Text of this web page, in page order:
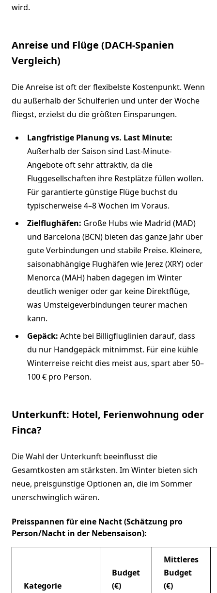
wird.
Anreise und Flüge (DACH-Spanien
Vergleich)
Die Anreise ist oft der flexibelste Kostenpunkt. Wenn
du außerhalb der Schulferien und unter der Woche
fliegst, erzielst du die größten Einsparungen.
Langfristige Planung vs. Last Minute:
Außerhalb der Saison sind Last-Minute-
Angebote oft sehr attraktiv, da die
Fluggesellschaften ihre Restplätze füllen wollen.
Für garantierte günstige Flüge buchst du
typischerweise 4–8 Wochen im Voraus.
Zielflughäfen: Große Hubs wie Madrid (MAD)
und Barcelona (BCN) bieten das ganze Jahr über
gute Verbindungen und stabile Preise. Kleinere,
saisonabhängige Flughäfen wie Jerez (XRY) oder
Menorca (MAH) haben dagegen im Winter
deutlich weniger oder gar keine Direktflüge,
was Umsteigeverbindungen teurer machen
kann.
Gepäck: Achte bei Billigfluglinien darauf, dass
du nur Handgepäck mitnimmst. Für eine kühle
Winterreise reicht dies meist aus, spart aber 50–
100 € pro Person.
Unterkunft: Hotel, Ferienwohnung oder
Finca?
Die Wahl der Unterkunft beeinflusst die
Gesamtkosten am stärksten. Im Winter bieten sich
neue, preisgünstige Optionen an, die im Sommer
unerschwinglich wären.
Preisspannen für eine Nacht (Schätzung pro
Person/Nacht in der Nebensaison):
Kategorie
Budget
(€)
Mittleres
Budget
(€)